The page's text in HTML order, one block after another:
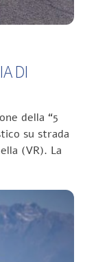
DI
della “5
su strada
(VR). La